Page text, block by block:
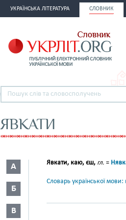
УКРАЇНСЬКА ЛІТЕРАТУРА СЛОВНИК
ЯВКАТИ
А
Б
В
Явкати, каю, єш, гл. =
Словарь української